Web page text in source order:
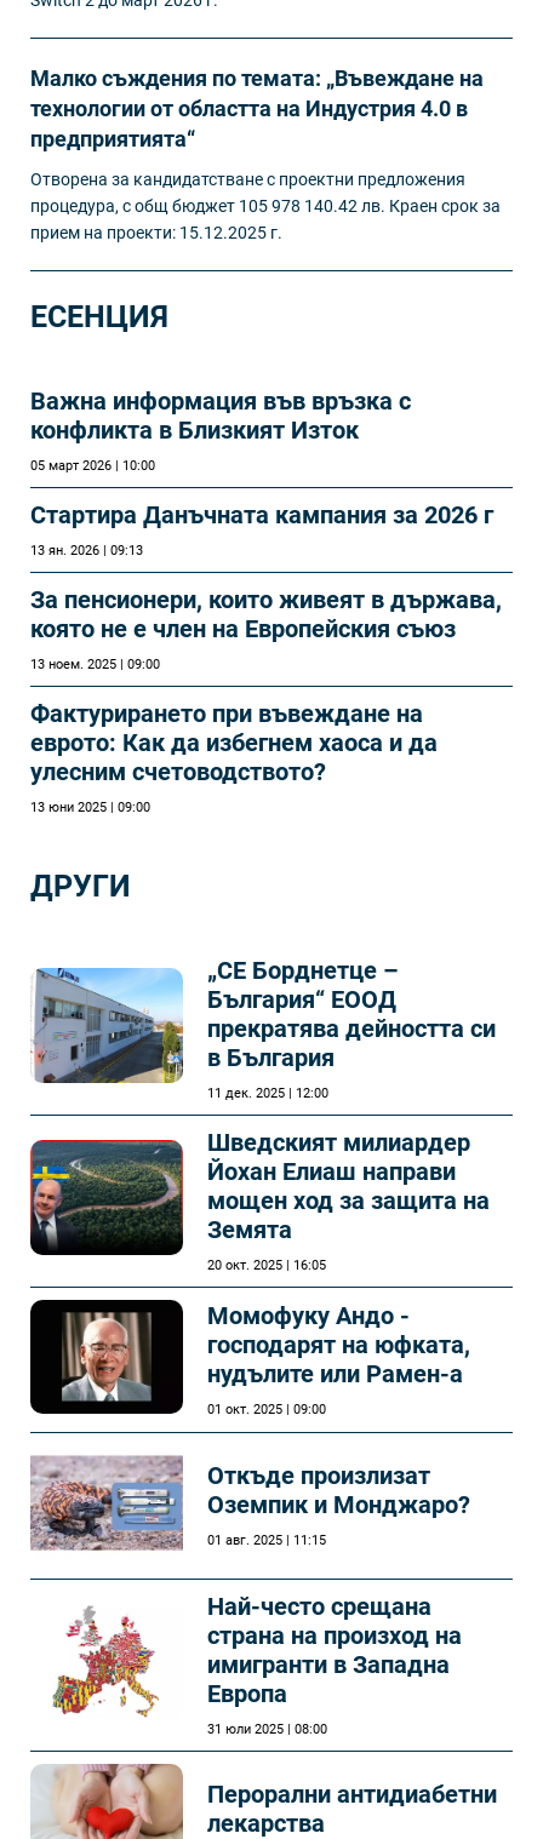
Малко съждения по темата: „Въвеждане на
технологии от областта на Индустрия 4.0 в
предприятията“
Отворена за кандидатстване с проектни предложения
процедура, с общ бюджет 105 978 140.42 лв. Краен срок за
прием на проекти: 15.12.2025 г.
ЕСЕНЦИЯ
Важна информация във връзка с
конфликта в Близкият Изток
05 март 2026 | 10:00
Стартира Данъчната кампания за 2026 г
13 ян. 2026 | 09:13
За пенсионери, които живеят в държава,
която не е член на Европейския съюз
13 ноем. 2025 | 09:00
Фактурирането при въвеждане на
еврото: Как да избегнем хаоса и да
улесним счетоводството?
13 юни 2025 | 09:00
ДРУГИ
„СЕ Борднетце –
България“ ЕООД
прекратява дейността си
в България
11 дек. 2025 | 12:00
Шведският милиардер
Йохан Елиаш направи
мощен ход за защита на
Земята
20 окт. 2025 | 16:05
Момофуку Андо -
господарят на юфката,
нудълите или Рамен-а
01 окт. 2025 | 09:00
Откъде произлизат
Оземпик и Монджаро?
01 авг. 2025 | 11:15
Най-често срещана
страна на произход на
имигранти в Западна
Европа
31 юли 2025 | 08:00
Перорални антидиабетни
лекарства